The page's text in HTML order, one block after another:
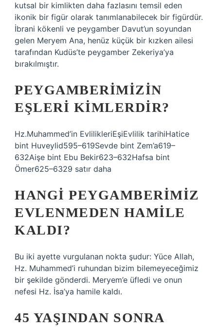
kutsal bir kimlikten daha fazlasını temsil eden
ikonik bir figür olarak tanımlanabilecek bir figürdür.
İbrani kökenli ve peygamber Davut’un soyundan
gelen Meryem Ana, henüz küçük bir kızken ailesi
tarafından Kudüs’te peygamber Zekeriya’ya
bırakılmıştır.
PEYGAMBERIMIZIN
EŞLERI KIMLERDIR?
Hz.Muhammed’in EvlilikleriEşiEvlilik tarihiHatice
bint Huveylid595–619Sevde bint Zem’a619–
632Aişe bint Ebu Bekir623–632Hafsa bint
Ömer625–6329 satır daha
HANGI PEYGAMBERIMIZ
EVLENMEDEN HAMILE
KALDI?
Bu iki ayette vurgulanan nokta şudur: Yüce Allah,
Hz. Muhammed’i ruhundan bizim bilemeyeceğimiz
bir şekilde gönderdi. Meryem’e üfledi ve onun
nefesi Hz. İsa’ya hamile kaldı.
45 YAŞINDAN SONRA